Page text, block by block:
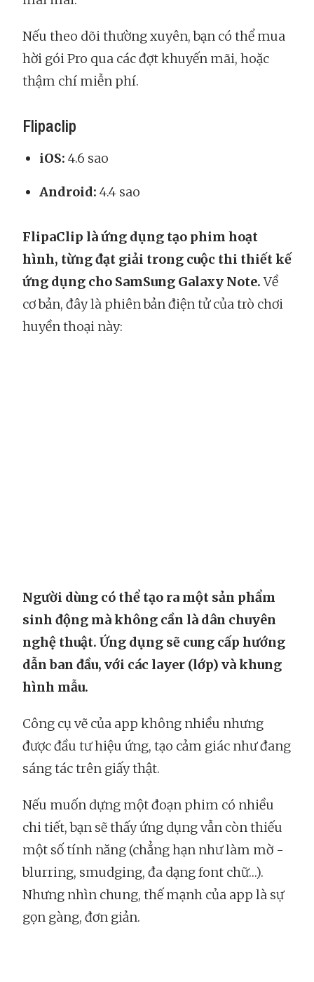
Nếu theo dõi thường xuyên, bạn có thể mua
hời gói Pro qua các đợt khuyến mãi, hoặc
thậm chí miễn phí.
Flipaclip
iOS: 4.6 sao
Android: 4.4 sao
FlipaClip là ứng dụng tạo phim hoạt
hình, từng đạt giải trong cuộc thi thiết kế
ứng dụng cho SamSung Galaxy Note.Về
cơ bản, đây là phiên bản điện tử của trò chơi
huyền thoại này:
Người dùng có thể tạo ra một sản phẩm
sinh động mà không cần là dân chuyên
nghệ thuật. Ứng dụng sẽ cung cấp hướng
dẫn ban đầu, với các layer (lớp) và khung
hình mẫu.
Công cụ vẽ của app không nhiều nhưng
được đầu tư hiệu ứng, tạo cảm giác như đang
sáng tác trên giấy thật.
Nếu muốn dựng một đoạn phim có nhiều
chi tiết, bạn sẽ thấy ứng dụng vẫn còn thiếu
một số tính năng (chẳng hạn như làm mờ -
blurring, smudging, đa dạng font chữ…).
Nhưng nhìn chung, thế mạnh của app là sự
gọn gàng, đơn giản.